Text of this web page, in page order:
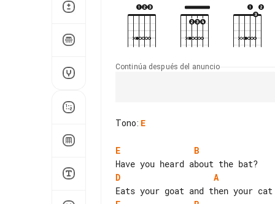
Continúa después del anuncio
Tono: E
E
B
D
A